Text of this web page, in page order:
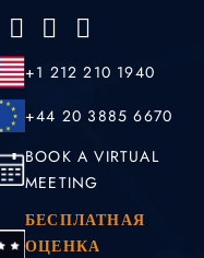
+1 212 210 1940
+44 20 3885 6670
BOOK A VIRTUAL
MEETING
БЕСПЛАТНАЯ
ОЦЕНКА